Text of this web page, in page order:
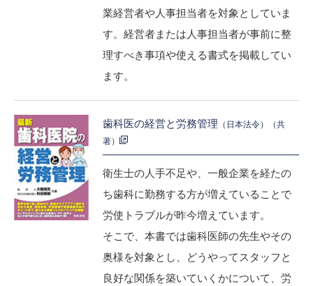
業経営者や人事担当者を対象としていま
す。経営者または人事担当者が事前に整
理すべき事項や使える書式を掲載してい
ます。
歯科医の経営と労務管理 （日本法令）（共
著）
衛生士の人手不足や、一般企業を経たの
ち歯科に勤務する方が増えていることで
労使トラブルが昨今増えています。
そこで、本書では歯科医師の先生やその
奥様を対象とし、どうやってスタッフと
良好な関係を築いていくかについて、労